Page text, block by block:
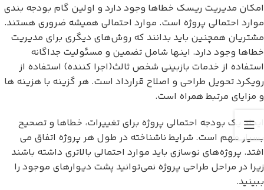
امکان مدیریت ریسک خطاها وجود دارد و اولین گام بودجه بندی
موارد احتمالی پروژه است. موارد احتمالی همیشه ضروری هستند.
مشتریان همچنین باید بدانند که روش‌های دیگری برای مدیریت
خطاها وجود دارد. اینها شامل تضمین و مسئولیت جداگانه
استفاده از خدمات بازبینی شخص ثالث(اجرا کننده) استفاده از
رویکرد تحویل طراحی و اصلاح قرارداد است. هر گزینه با هزینه ها
و مزایای مرتبط همراه است.
ایجاد یک بودجه احتمالی پروژه برای تغییرات، خطاها و تصحیح
بسیار مهم است. شرایط ناشناخته در طول هر پروژه اتفاق می
افتد. پروژه‌های نوسازی باید موارد احتمالی بالاتری داشته باشند
زیرا در مراحل طراحی پروژه نمی‌توانید پشت دیوارهای موجود را
ببینید.